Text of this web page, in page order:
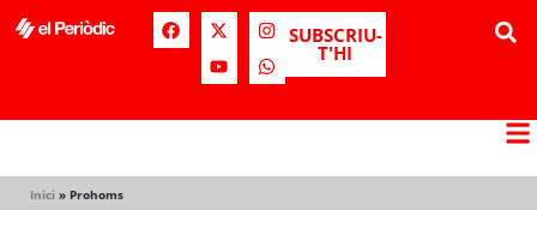
SUBSCRIU-
T'HI
Inici » Prohoms